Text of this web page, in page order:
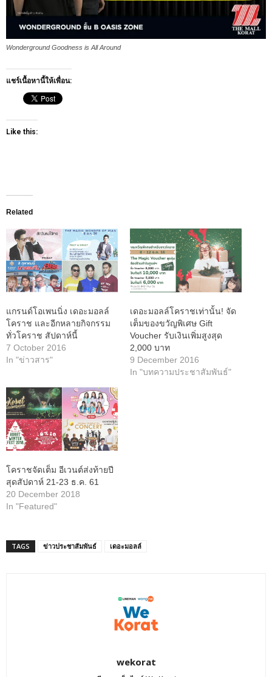
Wonderground Goodness is All Around
แชร์เนื้อหานี้ให้เพื่อน:
Like this:
Related
แกรนด์โอเพนนิ่ง เดอะมอลล์
โคราช และอีกหลายกิจกรรม
ทั่วโคราช สัปดาห์นี้
7 October 2016
In "ข่าวสาร"
เดอะมอลล์โคราชเท่านั้น! จัด
เต็มของขวัญพิเศษ Gift
Voucher รับเงินเพิ่มสูงสุด
2,000 บาท
9 December 2016
In "บทความประชาสัมพันธ์"
โคราชจัดเต็ม อีเวนต์ส่งท้ายปี
สุดสัปดาห์ 21-23 ธ.ค. 61
20 December 2018
In "Featured"
TAGS ข่าวประชาสัมพันธ์ เดอะมอลล์
wekorat